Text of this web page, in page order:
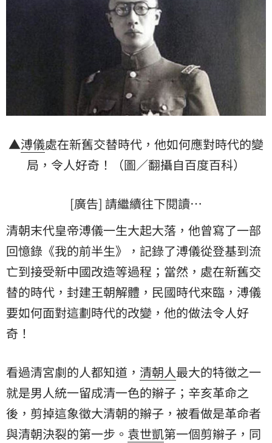
▲溥儀處在新舊交替時代，他如何應對時代的變
局，令人好奇！（圖／翻攝自百度百科）
[廣告] 請繼續往下閱讀…
清朝末代皇帝溥儀一生大起大落，他曾寫了一部
回憶錄《我的前半生》，記錄了溥儀從登基到流
亡到接受新中國改造等過程；當然，處在新舊交
替的時代，封建王朝解體，民國時代來臨，溥儀
要如何面對這劃時代的改變，他的做法令人好
奇！
看過清宮劇的人都知道， 清朝人最大的特徵之一
就是男人統一留成清一色的辮子；辛亥革命之
後，剪掉這象徵大清朝的辮子，被看做是革命者
與清朝決裂的第一步。 袁世凱第一個剪辮子，同